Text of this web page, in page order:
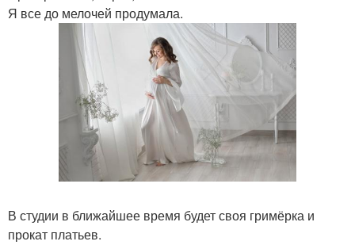
Я все до мелочей продумала.
В студии в ближайшее время будет своя гримёрка и
прокат платьев.